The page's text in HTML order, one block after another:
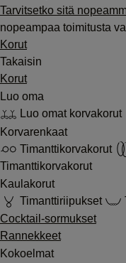
Tarvitsetko sitä
nopeampaa toimitusta
Korut
Takaisin
Korut
Luo oma
Luo omat korvakorut
Korvarenkaat
Timanttikorvakorut
Timanttikorvakorut
Kaulakorut
Timanttiriipukset
Cocktail-sormukset
Rannekkeet
Kokoelmat